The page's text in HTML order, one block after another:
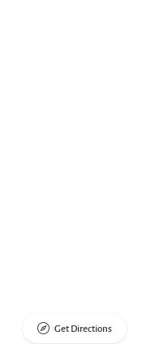
Get Directions